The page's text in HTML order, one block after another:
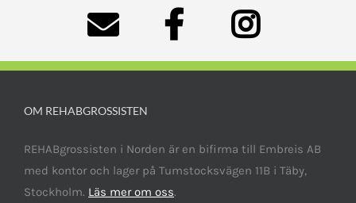
OM REHABGROSSISTEN
REHABgrossisten i Norden är en bifirma till Embreis AB
med kontor och lager på Tumstocksvägen 11B i Täby,
Stockholm. Läs mer om oss.